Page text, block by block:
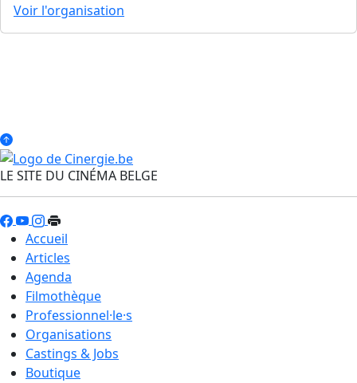
Voir l'organisation
LE SITE DU CINÉMA BELGE
Accueil
Articles
Agenda
Filmothèque
Professionnel·le·s
Organisations
Castings & Jobs
Boutique